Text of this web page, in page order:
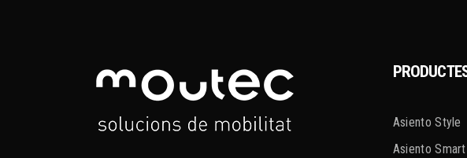
Asiento Style
Asiento Smart